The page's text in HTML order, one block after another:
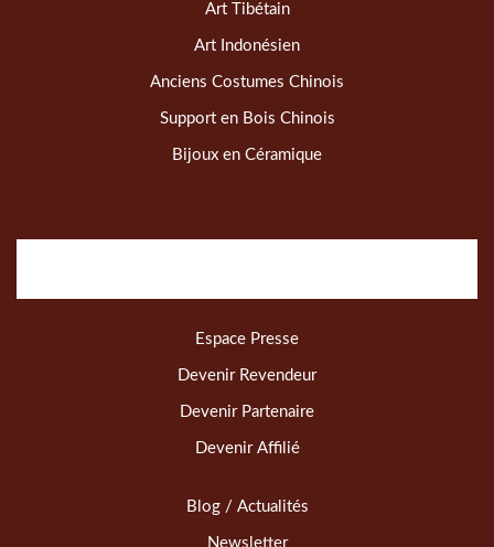
Art Tibétain
Art Indonésien
Anciens Costumes Chinois
Support en Bois Chinois
Bijoux en Céramique
Espace Presse
Devenir Revendeur
Devenir Partenaire
Devenir Affilié
Blog / Actualités
Newsletter